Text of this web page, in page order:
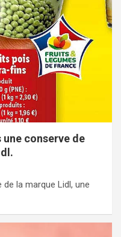
conserve de
la marque Lidl, une